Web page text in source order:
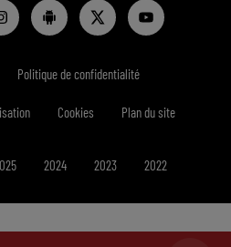
Politique de confidentialité
Cookies Plan du site
2024 2023 2022